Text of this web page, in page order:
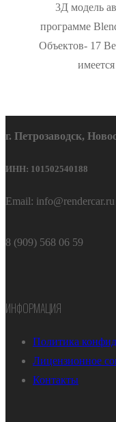
3Д модель
программе
Объектов- 17
г. Петрозаводск,
ИНН: 101502540188
Email: info@rendercar.ru
8 (909) 568 06 59
ИНФОРМАЦИЯ
Политика
Лицензионное
Контакты